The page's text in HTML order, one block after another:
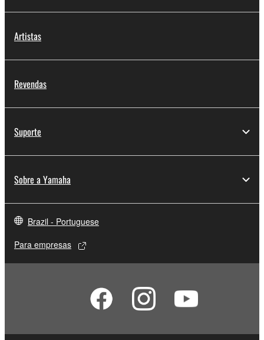
Artistas
Revendas
Suporte
Sobre a Yamaha
Brazil - Portuguese
Para empresas